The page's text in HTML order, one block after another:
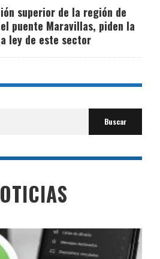
superior de la región de
puente Maravillas, piden la
ley de este sector